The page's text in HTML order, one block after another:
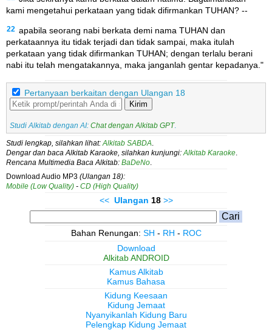
kami mengetahui perkataan yang tidak difirmankan TUHAN? --
22 apabila seorang nabi berkata demi nama TUHAN dan
perkataannya itu tidak terjadi dan tidak sampai, maka itulah
perkataan yang tidak difirmankan TUHAN; dengan terlalu berani
nabi itu telah mengatakannya, maka janganlah gentar kepadanya."
Pertanyaan berkaitan dengan Ulangan 18
Kirim
Studi Alkitab dengan AI: Chat dengan Alkitab GPT.
Studi lengkap, silahkan lihat: Alkitab SABDA
Dengar dan baca Alkitab Karaoke, silahkan kunjungi: Alkitab Karaoke
Rencana Multimedia Baca Alkitab: BaDeNo
Download Audio MP3 (Ulangan 18):
Mobile (Low Quality) - CD (High Quality)
<< Ulangan 18 >>
Bahan Renungan: SH - RH - ROC
Download
Alkitab ANDROID
Kamus Alkitab
Kamus Bahasa
Kidung Keesaan
Kidung Jemaat
Nyanyikanlah Kidung Baru
Pelengkap Kidung Jemaat